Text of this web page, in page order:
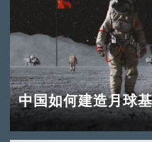
中国如何建造月球